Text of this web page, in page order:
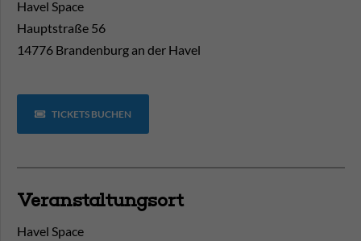
Havel Space
Hauptstraße 56
14776 Brandenburg an der Havel
TICKETS BUCHEN
Veranstaltungsort
Havel Space